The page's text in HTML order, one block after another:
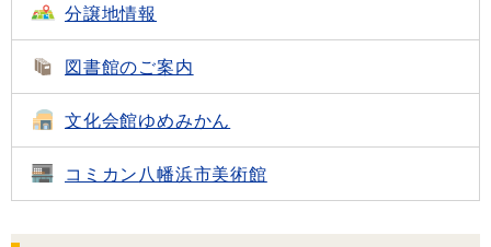
分譲地情報
図書館のご案内
文化会館ゆめみかん
コミカン八幡浜市美術館